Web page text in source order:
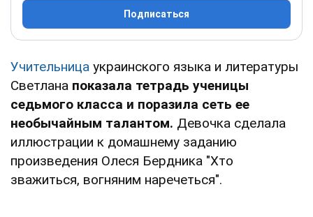
Подписаться
Учительница украинского языка и литературы
Светлана показала тетрадь ученицы
седьмого класса и поразила сеть ее
необычайным талантом. Девочка сделала
иллюстрации к домашнему заданию
произведения Олеся Бердника "Хто
зважиться, вогняним наречеться".